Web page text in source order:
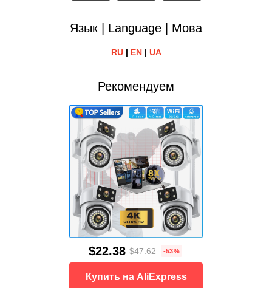
Язык | Language | Мова
RU| EN| UA
Рекомендуем
$22.38 $47.62 -53%
Купить на AliExpress